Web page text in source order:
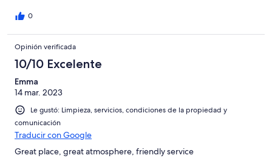
0
Opinión verificada
10/10 Excelente
Emma
14 mar. 2023
Le gustó: Limpieza, servicios, condiciones de la propiedad y
comunicación
Traducir con Google
Great place, great atmosphere, friendly service